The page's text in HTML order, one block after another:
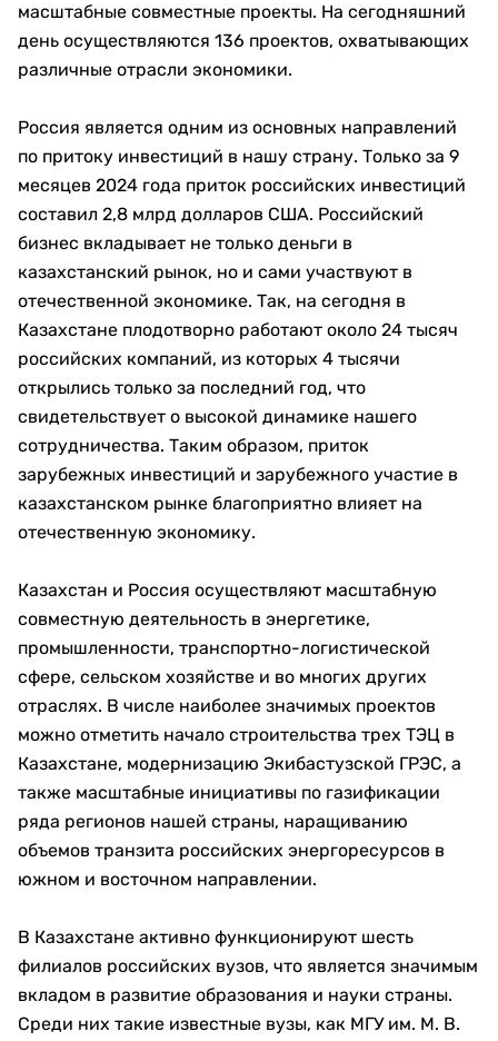
масштабные совместные проекты. На сегодняшний
день осуществляются 136 проектов, охватывающих
различные отрасли экономики.
Россия является одним из основных направлений
по притоку инвестиций в нашу страну. Только за 9
месяцев 2024 года приток российских инвестиций
составил 2,8 млрд долларов США. Российский
бизнес вкладывает не только деньги в
казахстанский рынок, но и сами участвуют в
отечественной экономике. Так, на сегодня в
Казахстане плодотворно работают около 24 тысяч
российских компаний, из которых 4 тысячи
открылись только за последний год, что
свидетельствует о высокой динамике нашего
сотрудничества. Таким образом, приток
зарубежных инвестиций и зарубежного участие в
казахстанском рынке благоприятно влияет на
отечественную экономику.
Казахстан и Россия осуществляют масштабную
совместную деятельность в энергетике,
промышленности, транспортно-логистической
сфере, сельском хозяйстве и во многих других
отраслях. В числе наиболее значимых проектов
можно отметить начало строительства трех ТЭЦ в
Казахстане, модернизацию Экибастузской ГРЭС, а
также масштабные инициативы по газификации
ряда регионов нашей страны, наращиванию
объемов транзита российских энергоресурсов в
южном и восточном направлении.
В Казахстане активно функционируют шесть
филиалов российских вузов, что является значимым
вкладом в развитие образования и науки страны.
Среди них такие известные вузы, как МГУ им. М. В.